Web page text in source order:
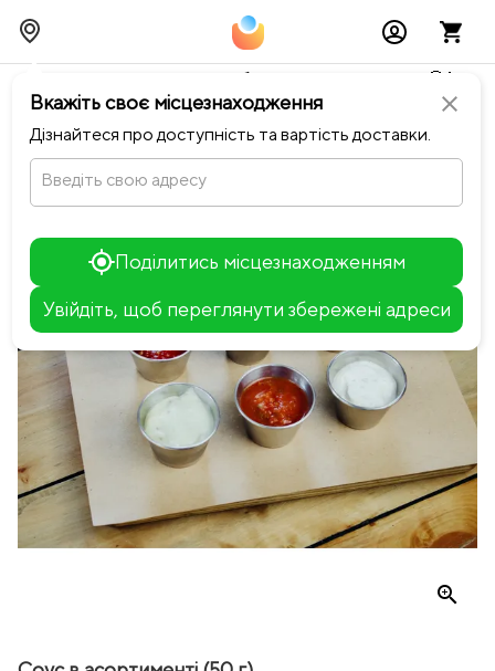
close
Вкажіть своє місцезнаходження
Дізнайтеся про доступність та вартість доставки.
Введіть свою адресу
Поділитись місцезнаходженням
Увійдіть, щоб переглянути збережені адреси
+
−
Тимчасово можливі перебої із онлайн оплатами🥺🔧
chevron_leftПовернутися до Шинок
zoom_in